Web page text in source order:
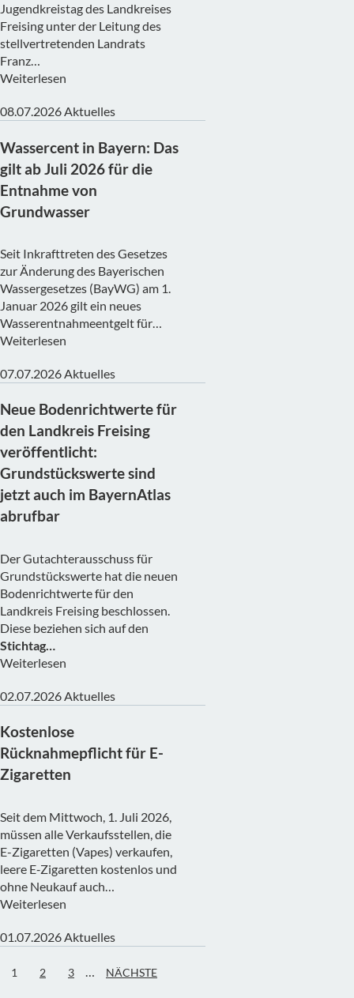
Jugendkreistag des Landkreises
Freising unter der Leitung des
stellvertretenden Landrats
Franz…
Weiterlesen
08.07.2026Aktuelles
Wassercent in Bayern: Das
gilt ab Juli 2026 für die
Entnahme von
Grundwasser
Seit Inkrafttreten des Gesetzes
zur Änderung des Bayerischen
Wassergesetzes (BayWG) am 1.
Januar 2026 gilt ein neues
Wasserentnahmeentgelt für…
Weiterlesen
07.07.2026Aktuelles
Neue Bodenrichtwerte für
den Landkreis Freising
veröffentlicht:
Grundstückswerte sind
jetzt auch im BayernAtlas
abrufbar
Der Gutachterausschuss für
Grundstückswerte hat die neuen
Bodenrichtwerte für den
Landkreis Freising beschlossen.
Diese beziehen sich auf den
Stichtag…
Weiterlesen
02.07.2026Aktuelles
Kostenlose
Rücknahmepflicht für E-
Zigaretten
Seit dem Mittwoch, 1. Juli 2026,
müssen alle Verkaufsstellen, die
E-Zigaretten (Vapes) verkaufen,
leere E‑Zigaretten kostenlos und
ohne Neukauf auch…
Weiterlesen
01.07.2026 Aktuelles
1 2 3 … NÄCHSTE